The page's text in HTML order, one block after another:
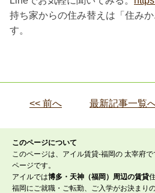
持ち家からの住み替えは「住み
す。
<< 前へ 最新記事一覧
このページについて
このページは、アイル賃貸-福岡の 太宰府
ページです。
アイルでは博多・天神（福岡）周辺の賃貸
福岡にご就職・ご転勤、ご入学がお決まり